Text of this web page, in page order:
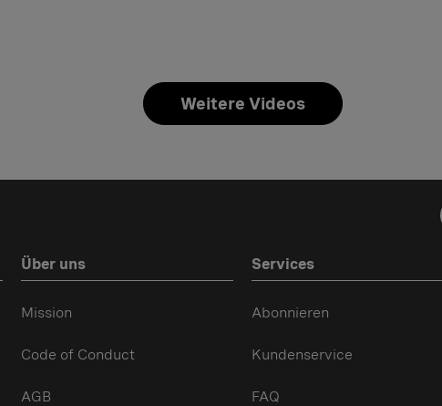
Weitere Videos
Über uns
Mission
Code of Conduct
AGB
Services
Abonnieren
Kundenservice
FAQ